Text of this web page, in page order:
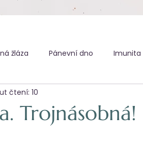
žláza Pánevní dno Imunita
Trojnásobná!
čtení: 10